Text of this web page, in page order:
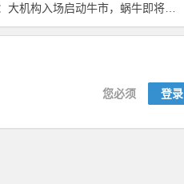
构入场启动牛市，蜗牛即将突破6000美元
您必须 登录